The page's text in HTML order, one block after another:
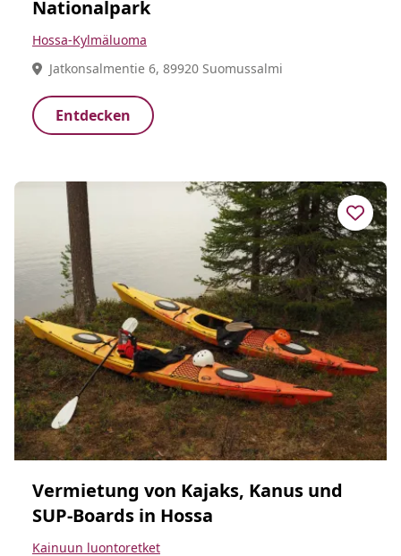
Nationalpark
Hossa-Kylmäluoma
Jatkonsalmentie 6, 89920 Suomussalmi
Entdecken
Vermietung von Kajaks, Kanus und
SUP-Boards in Hossa
Kainuun luontoretket